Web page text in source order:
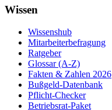
Wissen
Wissenshub
Mitarbeiterbefragung
Ratgeber
Glossar (A-Z)
Fakten & Zahlen 2026
Bußgeld-Datenbank
Pflicht-Checker
Betriebsrat-Paket